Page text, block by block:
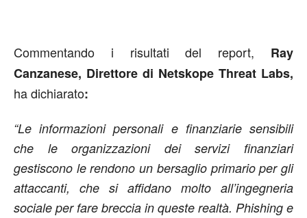
Commentando i risultati del report, Ray
Canzanese, Direttore di Netskope Threat Labs,
ha dichiarato:
“Le informazioni personali e finanziarie sensibili
che le organizzazioni dei servizi finanziari
gestiscono le rendono un bersaglio primario per gli
attaccanti, che si affidano molto all’ingegneria
sociale per fare breccia in queste realtà. Phishing e